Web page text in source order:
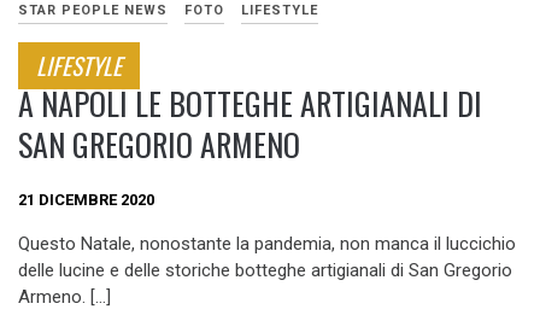
STAR PEOPLE NEWS FOTO LIFESTYLE
LIFESTYLE
A NAPOLI LE BOTTEGHE ARTIGIANALI DI
SAN GREGORIO ARMENO
21 DICEMBRE 2020
Questo Natale, nonostante la pandemia, non manca il luccichio
delle lucine e delle storiche botteghe artigianali di San Gregorio
Armeno. […]